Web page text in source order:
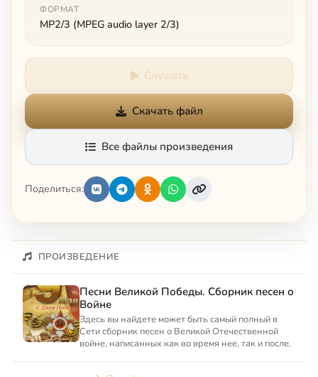
ФОРМАТ
MP2/3 (MPEG audio layer 2/3)
Слушать
Скачать файл
Все файлы произведения
Поделиться:
ПРОИЗВЕДЕНИЕ
Песни Великой Победы. Сборник песен о
Войне
Здесь вы найдете может быть самый полный в
Сети сборник песен о Великой Отечественной
войне, написанных как во время нее, так и после.